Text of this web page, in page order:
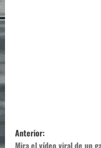
N
Anterior:
Mira el vídeo viral de un